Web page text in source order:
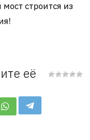
строится из
её